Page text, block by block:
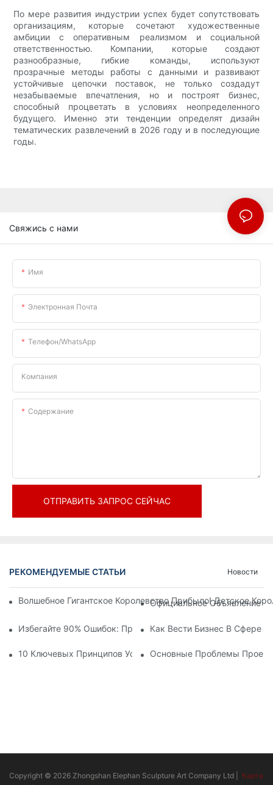
По мере развития индустрии успех будет сопутствовать
организациям, которые сочетают художественные
амбиции с оперативным реализмом и социальной
ответственностью. Компании, которые создают
разнообразные, гибкие команды, используют
прозрачные методы работы с данными и развивают
устойчивые цепочки поставок, не только создадут
незабываемые впечатления, но и построят бизнес,
способный процветать в условиях неопределенного
будущего. Именно эти тенденции определят дизайн
тематических развлечений в 2026 году и в последующие
годы.
Свяжись с нами
Имя
Электронная Почта
Телефон/WhatsApp
Компания
Содержание
ОТПРАВИТЬ ЗАПРОС СЕЙЧАС
РЕКОМЕНДУЕМЫЕ СТАТЬИ Новости
Волшебное Гигантское Королевство Прибыло! Детское
Официальное Объявление |
Избегайте 90% Ошибок: При Инвестировании В
Как Вести Бизнес В Сфере
10 Ключевых Принципов Успешного Проектирования
Основные Проблемы
Copyright © 2026 Zhongshan Elephan Sculpture Art Company Ltd |
Карта